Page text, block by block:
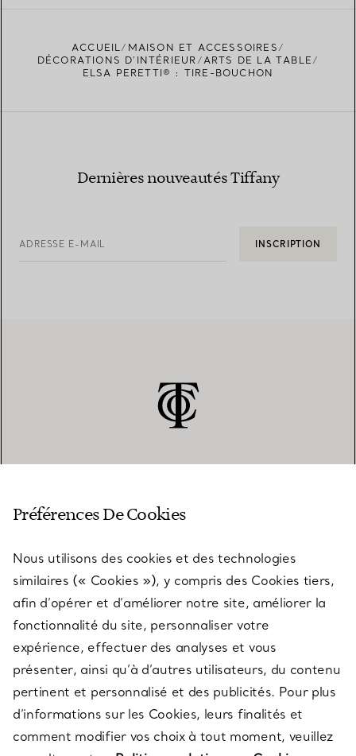
TROUVEZ LA BOUTIQUE LA PLUS PROCHE
ACCUEIL
MAISON ET ACCESSOIRES
DÉCORATIONS D'INTÉRIEUR
ARTS DE LA TABLE
ELSA PERETTI® : TIRE-BOUCHON
Dernières nouveautés Tiffany
ADRESSE E-MAIL INSCRIPTION
SERVICES
À PROPOS
QUESTIONS LÉGALES
Préférences De Cookies
Nous utilisons des cookies et des technologies
similaires (« Cookies »), y compris des Cookies tiers,
afin d’opérer et d’améliorer notre site, améliorer la
fonctionnalité du site, personnaliser votre
expérience, effectuer des analyses et vous
présenter, ainsi qu’à d’autres utilisateurs, du contenu
pertinent et personnalisé et des publicités. Pour plus
d’informations sur les Cookies, leurs finalités et
comment modifier vos choix à tout moment, veuillez